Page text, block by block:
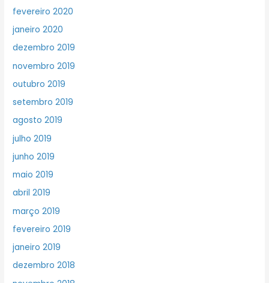
fevereiro 2020
janeiro 2020
dezembro 2019
novembro 2019
outubro 2019
setembro 2019
agosto 2019
julho 2019
junho 2019
maio 2019
abril 2019
março 2019
fevereiro 2019
janeiro 2019
dezembro 2018